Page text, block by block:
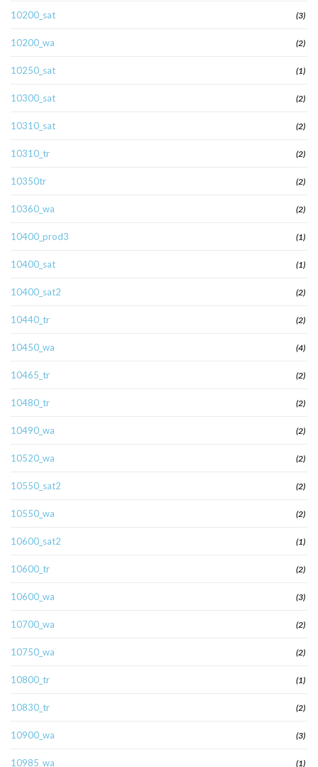
10200_sat (3)
10200_wa (2)
10250_sat (1)
10300_sat (2)
10310_sat (2)
10310_tr (2)
10350tr (2)
10360_wa (2)
10400_prod3 (1)
10400_sat (1)
10400_sat2 (2)
10440_tr (2)
10450_wa (4)
10465_tr (2)
10480_tr (2)
10490_wa (2)
10520_wa (2)
10550_sat2 (2)
10550_wa (2)
10600_sat2 (1)
10600_tr (2)
10600_wa (3)
10700_wa (2)
10750_wa (2)
10800_tr (1)
10830_tr (2)
10900_wa (3)
10985_wa (1)